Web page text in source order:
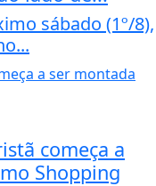
sábado (1º/8),
começa a
Shopping